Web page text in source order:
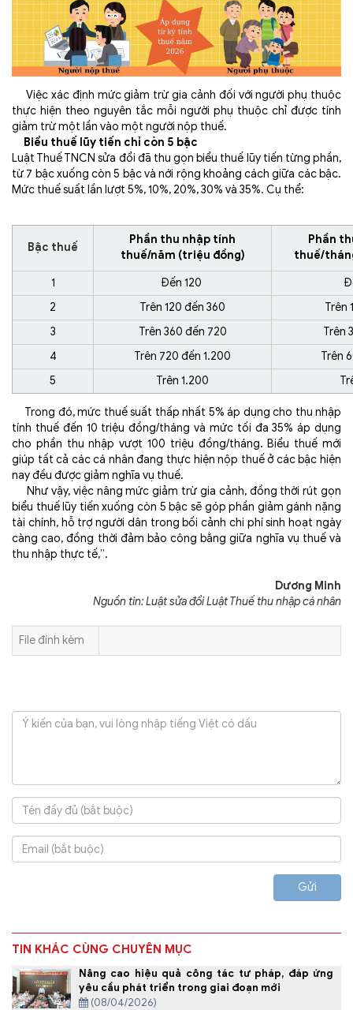
Việc xác định mức giảm trừ gia cảnh đối với người phụ thuộc
thực hiện theo nguyên tắc mỗi người phụ thuộc chỉ được tính
giảm trừ một lần vào một người nộp thuế.
Biểu thuế lũy tiến chỉ còn 5 bậc
Luật Thuế TNCN sửa đổi đã thu gọn biểu thuế lũy tiến từng phần,
từ 7 bậc xuống còn 5 bậc và nới rộng khoảng cách giữa các bậc.
Mức thuế suất lần lượt 5%, 10%, 20%, 30% và 35%. Cụ thể:
Bậc thuế
Phần thu nhập tính
thuế/năm (triệu đồng)
Phần
thuế/
1 Đến 120
2
Trên 120 đến 360
Trên
3
Trên 360 đến 720
Trên
4
Trên 720 đến 1.200
Trên
5
Trên 1.200
Trong đó, mức thuế suất thấp nhất 5% áp dụng cho thu nhập
tính thuế đến 10 triệu đồng/tháng và mức tối đa 35% áp dụng
cho phần thu nhập vượt 100 triệu đồng/tháng. Biểu thuế mới
giúp tất cả các cá nhân đang thực hiện nộp thuế ở các bậc hiện
nay đều được giảm nghĩa vụ thuế.
Như vậy, việc nâng mức giảm trừ gia cảnh, đồng thời rút gọn
biểu thuế lũy tiến xuống còn 5 bậc sẽ góp phần giảm gánh nặng
tài chính, hỗ trợ người dân trong bối cảnh chi phí sinh hoạt ngày
càng cao, đồng thời đảm bảo công bằng giữa nghĩa vụ thuế và
thu nhập thực tế,”.
Dương Minh
Nguồn tin: Luật sửa đổi Luật Thuế thu nhập cá nhân
File đính kèm
Gửi
TIN KHÁC CÙNG CHUYÊN MỤC
Nâng cao hiệu quả công tác tư pháp, đáp ứng
yêu cầu phát triển trong giai đoạn mới
(08/04/2026)